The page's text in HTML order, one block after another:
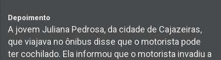
Depoimento
A jovem Juliana Pedrosa, da cidade de Cajazeiras,
que viajava no ônibus disse que o motorista pode
ter cochilado. Ela informou que o motorista invadiu a